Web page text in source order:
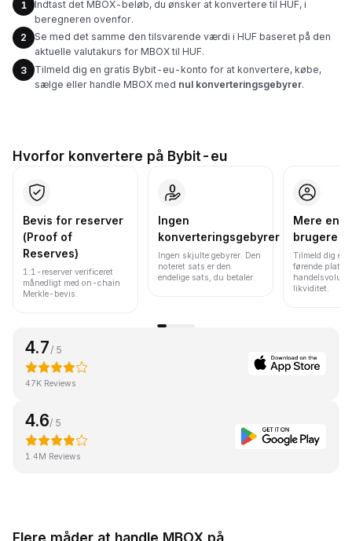
1
Indtast det MBOX-beløb, du ønsker at konvertere til HUF, i
beregneren ovenfor.
2
Se med det samme den tilsvarende værdi i HUF baseret på den
aktuelle valutakurs for MBOX til HUF.
3
Tilmeld dig en gratis Bybit-eu-konto for at konvertere, købe,
sælge eller handle MBOX med nul konverteringsgebyrer.
Hvorfor konvertere på Bybit-eu
Bevis for reserver
(Proof of
Reserves)
1:1-reserver verificeret
månedligt med on-chain
Merkle-bevis.
Ingen
konverteringsgebyrer
Ingen skjulte gebyrer. Den
noteret sats er den
endelige sats, du betaler.
Mere end
brugere
Tilmeld dig en
førende
likviditet.
4.7 / 5
47K Reviews
4.6/ 5
1.4M Reviews
Flere måder at handle MBOX på